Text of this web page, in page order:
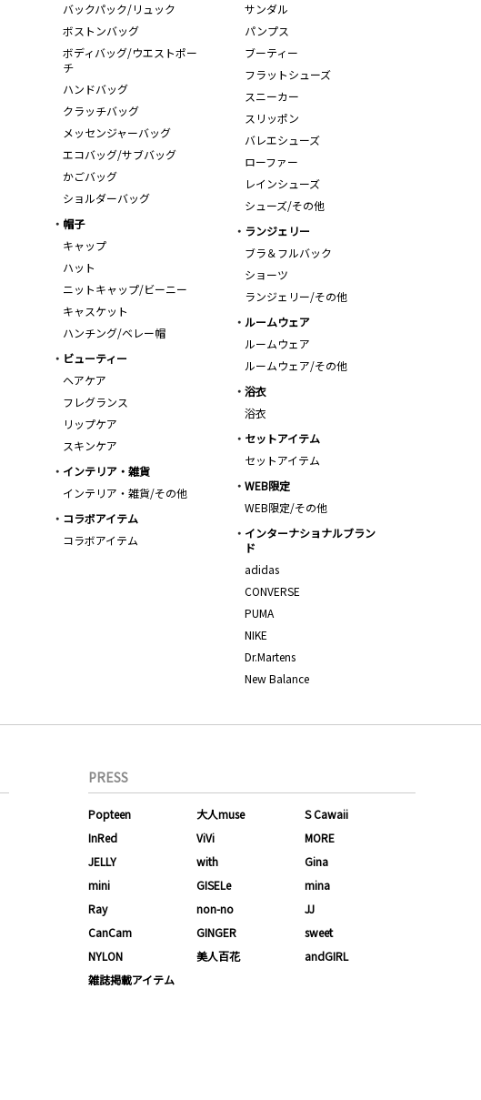
バックパック/リュック
ボストンバッグ
ボディバッグ/ウエストポー
チ
ハンドバッグ
クラッチバッグ
メッセンジャーバッグ
エコバッグ/サブバッグ
かごバッグ
ショルダーバッグ
サンダル
パンプス
ブーティー
フラットシューズ
スニーカー
スリッポン
バレエシューズ
ローファー
レインシューズ
シューズ/その他
帽子
キャップ
ハット
ニットキャップ/ビーニー
キャスケット
ハンチング/ベレー帽
ランジェリー
ブラ＆フルバック
ショーツ
ランジェリー/その他
ルームウェア
ルームウェア
ルームウェア/その他
ビューティー
ヘアケア
フレグランス
リップケア
スキンケア
浴衣
浴衣
セットアイテム
セットアイテム
インテリア・雑貨
インテリア・雑貨/その他
WEB限定
WEB限定/その他
コラボアイテム
コラボアイテム
インターナショナルブラン
ド
adidas
CONVERSE
PUMA
NIKE
Dr.Martens
New Balance
PRESS
Popteen 大人muse
S Cawaii
InRed
ViVi
MORE
JELLY
with
Gina
mini
GISELe
mina
Ray
non-no
JJ
CanCam
GINGER
sweet
NYLON
美人百花
andGIRL
雑誌掲載アイテム